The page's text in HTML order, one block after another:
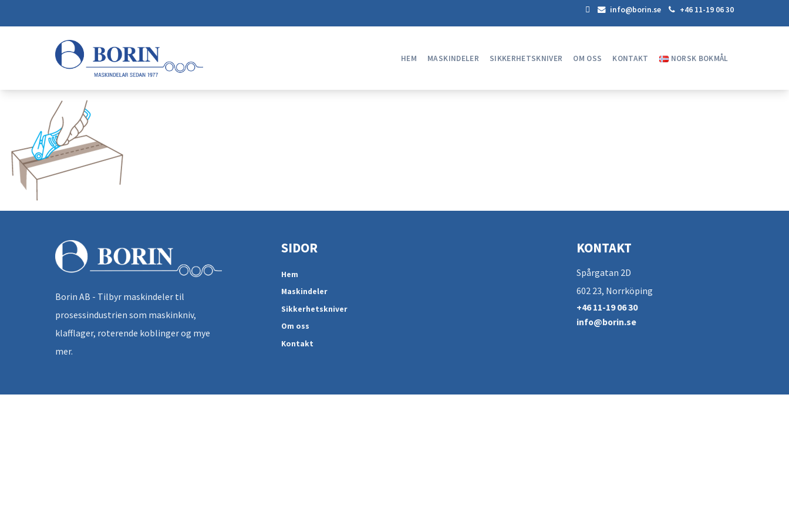
info@borin.se +46 11-19 06 30
HEM MASKINDELER SIKKERHETSKNIVER OM OSS KONTAKT NORSK BOKMÅL
Borin AB - Tilbyr maskindeler til
prosessindustrien som maskinkniv,
klafflager, roterende koblinger og mye
mer.
SIDOR
Hem
Maskindeler
Sikkerhetskniver
Om oss
Kontakt
KONTAKT
Spårgatan 2D
602 23, Norrköping
+46 11-19 06 30
info@borin.se